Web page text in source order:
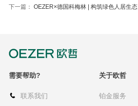
下一篇： OEZER×德国科梅林 | 构筑绿色人居生态
需要帮助?
联系我们
关于欧哲
铂金服务